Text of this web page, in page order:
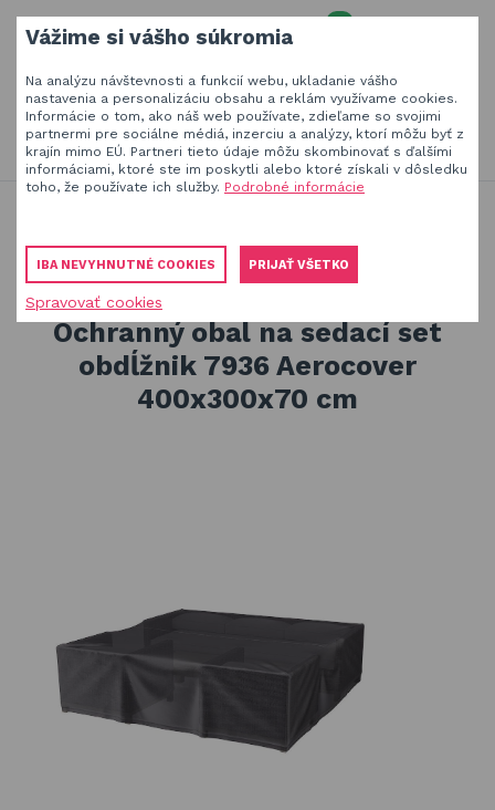
Váš e-mail
Vaše heslo
PŘIHLÁSIT
Registrovať
Zabudnuté heslo
0
+420777 230 065
PO-PIA 8-18 hod.
Slnečníky a tieniaca technika
Drevené hračky
Stavebnice Qman
Hojdačky a závesné systémy
HĽADAŤ
Obaly na záhradné sedacie sety
Ochranný obal na sedací set obdĺžnik 7936 Aerocover
400x300x70 cm
Ochranný obal na sedací set
obdĺžnik 7936 Aerocover
400x300x70 cm
Vážime si vášho súkromia
Na analýzu návštevnosti a funkcií webu, ukladanie vášho
nastavenia a personalizáciu obsahu a reklám využívame cookies.
Informácie o tom, ako náš web používate, zdieľame so svojimi
partnermi pre sociálne médiá, inzerciu a analýzy, ktorí môžu byť z
krajín mimo EÚ. Partneri tieto údaje môžu skombinovať s ďalšími
informáciami, ktoré ste im poskytli alebo ktoré získali v dôsledku
toho, že používate ich služby. Podrobné informácie
IBA NEVYHNUTNÉ COOKIES PRIJAŤ VŠETKO
Spravovať cookies